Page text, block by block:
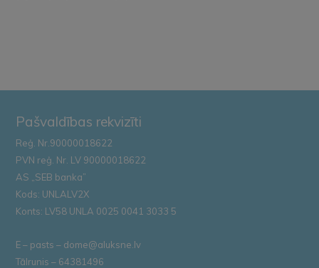
Pašvaldības rekvizīti
Reģ. Nr.90000018622
PVN reģ. Nr. LV 90000018622
AS „SEB banka”
Kods: UNLALV2X
Konts: LV58 UNLA 0025 0041 3033 5
E – pasts – dome@aluksne.lv
Tālrunis – 64381496